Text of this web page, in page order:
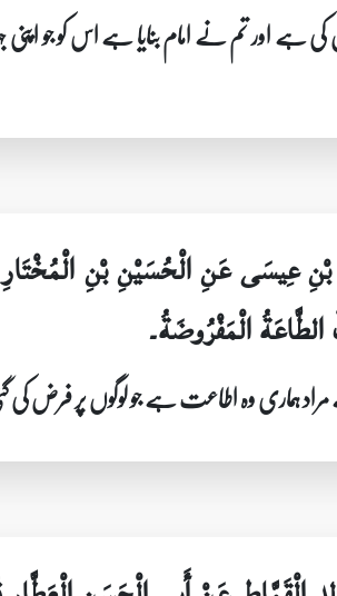
اور تم نے امام بنایا ہے اس کو جو
عِيسَى عَنِ الْحُسَيْنِ بْنِ
الْمَفْرُوضَةُ۔
مراد ہماری وہ اطاعت ہے جو لوگوں پر فرض